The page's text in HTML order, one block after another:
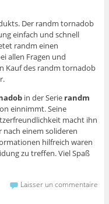
Der randm tornadob
einfach und schnell
randm einen
allen Fragen und
Kauf des randm tornadob
in der Serie randm
einnimmt. Seine
macht ihn
nach einem solideren
hilfreich waren
zu treffen. Viel Spaß
Laisser un commentaire